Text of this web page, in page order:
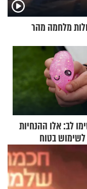
מלחמה מהר
לב: אלו ההנחיות
בטוח
לאחר מקרי אשפוז